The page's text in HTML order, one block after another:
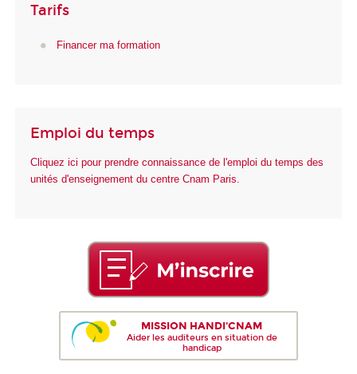
Tarifs
Financer ma formation
Emploi du temps
Cliquez ici pour prendre connaissance de l'emploi du temps des
unités d'enseignement du centre Cnam Paris.
MISSION HANDI'CNAM
Aider les auditeurs en situation de
handicap